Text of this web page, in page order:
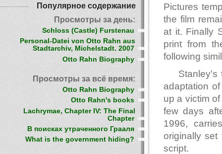
Pictures
the film
at it. Finally
print from
following
Stanley's
adaptation
up a victim
few days
1996,
originally
script.
Популярное содержание
Просмотры за день:
Schloss (Castle) Furstenau
Personal-Datei von Otto Rahn aus
Stadtarchiv, Michelstadt. 2007
Otto Rahn Biography
Просмотры за всё время:
Otto Rahn Biography
Otto Rahn's books
Lachrymae, Chapter IV: The Final
Chapter
В поисках утраченного Грааля
What is the government hiding?